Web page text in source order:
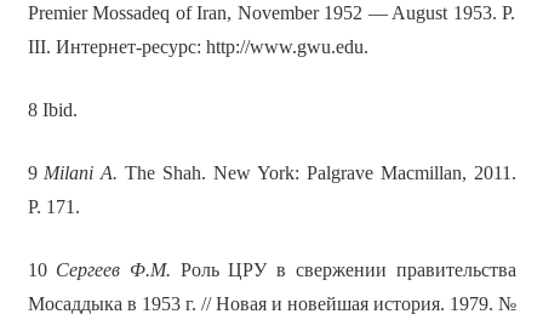
Premier Mossadeq of Iran, November 1952 — August 1953. P.
III. Интернет-ресурс: http://www.gwu.edu.
8 Ibid.
9 Milani A. The Shah. New York: Palgrave Macmillan, 2011.
P. 171.
10 Сергеев Ф.М. Роль ЦРУ в свержении правительства
Мосаддыка в 1953 г. // Новая и новейшая история. 1979. №